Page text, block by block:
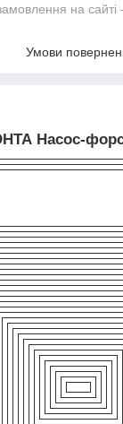
на
Умови
Насос-